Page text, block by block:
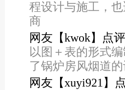
程设计与施工，
商
网友【kwok】点评
以图＋表的形式
了锅炉房风烟道
网友【xuyi921】